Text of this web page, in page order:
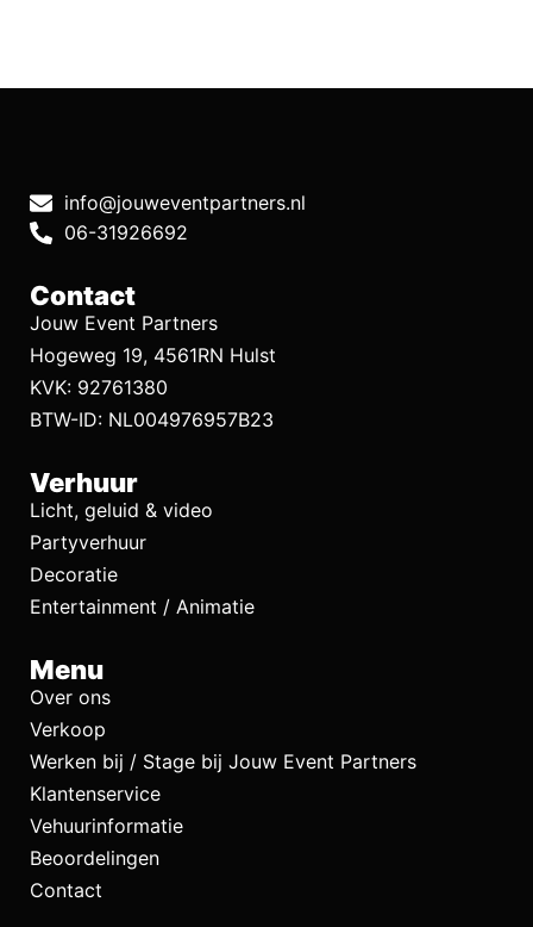
info@jouweventpartners.nl
06-31926692
Contact
Jouw Event Partners
Hogeweg 19, 4561RN Hulst
KVK: 92761380
BTW-ID: NL004976957B23
Verhuur
Licht, geluid & video
Partyverhuur
Decoratie
Entertainment / Animatie
Menu
Over ons
Verkoop
Werken bij / Stage bij Jouw Event Partners
Klantenservice
Vehuurinformatie
Beoordelingen
Contact